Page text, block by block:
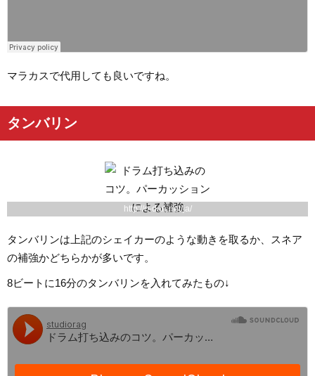
マラカスで代用しても良いですね。
タンバリン
http://o-dan.net/ja/
タンバリンは上記のシェイカーのような動きを取るか、スネア
の補強かどちらかが多いです。
8ビートに16分のタンバリンを入れてみたもの↓